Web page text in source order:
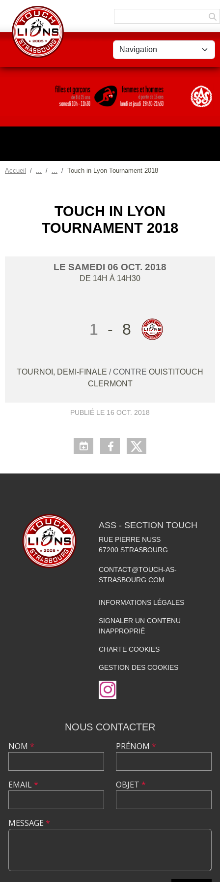
Accueil Touch in Lyon Tournament 2018
TOUCH IN LYON
TOURNAMENT 2018
LE SAMEDI 06 OCT. 2018
DE 14H À 14H30
1 - 8
TOURNOI, DEMI-FINALE / CONTRE OUISTITOUCH
CLERMONT
PUBLIÉ LE 16 OCT. 2018
ASS - SECTION TOUCH
RUE PIERRE NUSS
67200 STRASBOURG
CONTACT@TOUCH-AS-
STRASBOURG.COM
INFORMATIONS LÉGALES
SIGNALER UN CONTENU
INAPPROPRIÉ
CHARTE COOKIES
GESTION DES COOKIES
NOUS CONTACTER
NOM *
EMAIL*
PRÉNOM *
OBJET *
MESSAGE *
Panneau de gestion des cookies